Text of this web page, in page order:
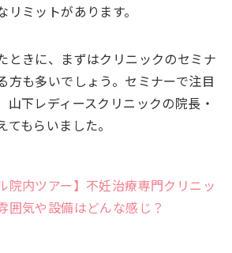
ミットがあります。
ときに、まずはクリニックのセミナ
方も多いでしょう。セミナーで注目
山下レディースクリニックの院長・
もらいました。
院内ツアー】不妊治療専門クリニッ
囲気や設備はどんな感じ？